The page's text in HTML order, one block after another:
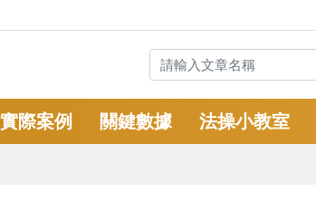
實際案例 關鍵數據 法操小教室